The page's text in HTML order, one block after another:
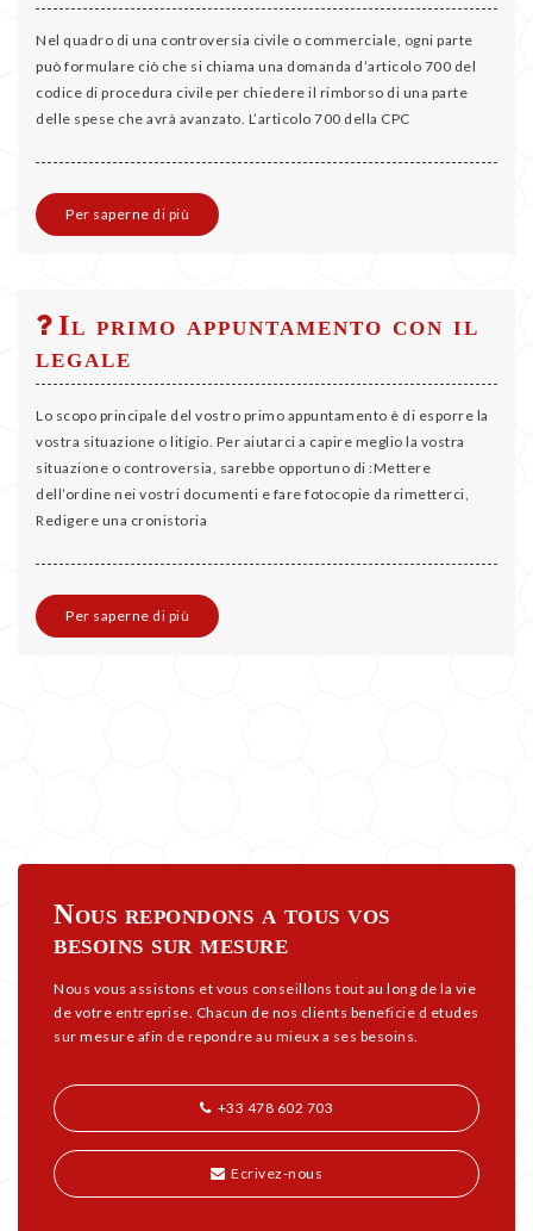
Nel quadro di una controversia civile o commerciale, ogni parte
può formulare ciò che si chiama una domanda d’articolo 700 del
codice di procedura civile per chiedere il rimborso di una parte
delle spese che avrà avanzato. L’articolo 700 della CPC
Per saperne di più
Il primo appuntamento con il
legale
Lo scopo principale del vostro primo appuntamento è di esporre la
vostra situazione o litigio. Per aiutarci a capire meglio la vostra
situazione o controversia, sarebbe opportuno di :Mettere
dell’ordine nei vostri documenti e fare fotocopie da rimetterci,
Redigere una cronistoria
Per saperne di più
Nous repondons a tous vos
besoins sur mesure
Nous vous assistons et vous conseillons tout au long de la vie
de votre entreprise. Chacun de nos clients beneficie d etudes
sur mesure afin de repondre au mieux a ses besoins.
+33 478 602 703
Ecrivez-nous